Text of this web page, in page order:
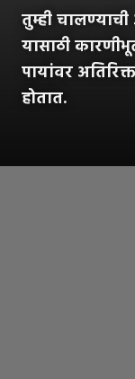
तुम्ही
यासाठी
पायांवर
होतात.